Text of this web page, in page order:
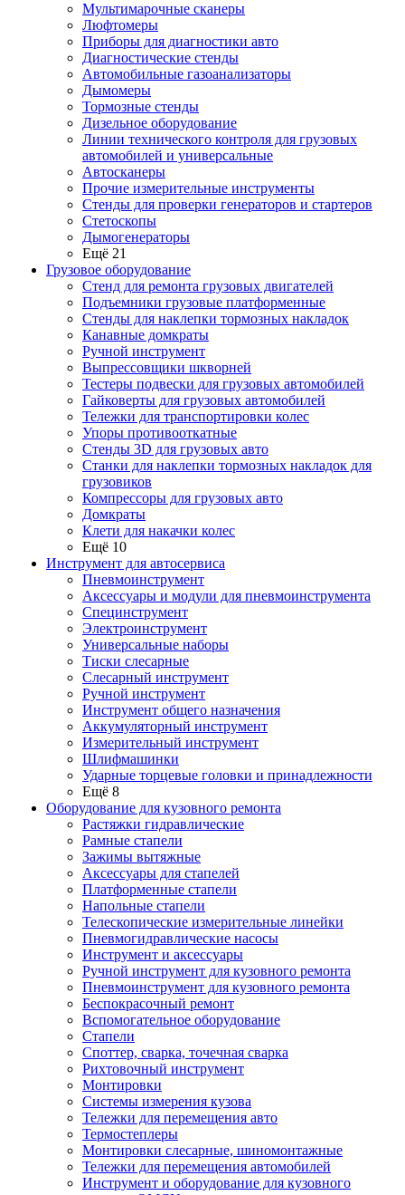
Мультимарочные сканеры
Люфтомеры
Приборы для диагностики авто
Диагностические стенды
Автомобильные газоанализаторы
Дымомеры
Тормозные стенды
Дизельное оборудование
Линии технического контроля для грузовых
автомобилей и универсальные
Автосканеры
Прочие измерительные инструменты
Стенды для проверки генераторов и стартеров
Стетоскопы
Дымогенераторы
Ещё 21
Грузовое оборудование
Стенд для ремонта грузовых двигателей
Подъемники грузовые платформенные
Стенды для наклепки тормозных накладок
Канавные домкраты
Ручной инструмент
Выпрессовщики шкворней
Тестеры подвески для грузовых автомобилей
Гайковерты для грузовых автомобилей
Тележки для транспортировки колес
Упоры противооткатные
Стенды 3D для грузовых авто
Станки для наклепки тормозных накладок для
грузовиков
Компрессоры для грузовых авто
Домкраты
Клети для накачки колес
Ещё 10
Инструмент для автосервиса
Пневмоинструмент
Аксессуары и модули для пневмоинструмента
Специнструмент
Электроинструмент
Универсальные наборы
Тиски слесарные
Слесарный инструмент
Ручной инструмент
Инструмент общего назначения
Аккумуляторный инструмент
Измерительный инструмент
Шлифмашинки
Ударные торцевые головки и принадлежности
Ещё 8
Оборудование для кузовного ремонта
Растяжки гидравлические
Рамные стапели
Зажимы вытяжные
Аксессуары для стапелей
Платформенные стапели
Напольные стапели
Телескопические измерительные линейки
Пневмогидравлические насосы
Инструмент и аксессуары
Ручной инструмент для кузовного ремонта
Пневмоинструмент для кузовного ремонта
Беспокрасочный ремонт
Вспомогательное оборудование
Стапели
Споттер, сварка, точечная сварка
Рихтовочный инструмент
Монтировки
Системы измерения кузова
Тележки для перемещения авто
Термостеплеры
Монтировки слесарные, шиномонтажные
Тележки для перемещения автомобилей
Инструмент и оборудование для кузовного